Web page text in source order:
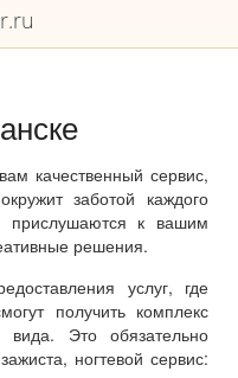
качественный сервис,
заботой каждого
прислушаются к вашим
решения.
услуг, где
получить комплекс
Это обязательно
ногтевой сервис: